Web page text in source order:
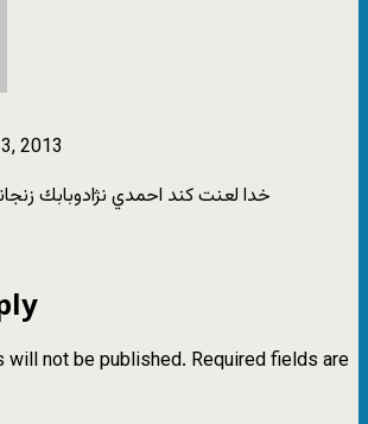
2013
خدا لعنت كند احمدي نژادوبابك
will not be published. Required fields are